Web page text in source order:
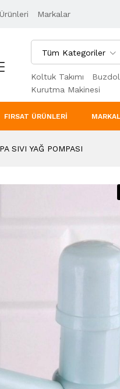
Markalar
Tüm Kategoriler
Koltuk Takımı
Kurutma Makinesi
FIRSAT ÜRÜNLERI
SIVI YAĞ POMPASI